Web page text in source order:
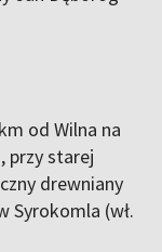
od Wilna na
przy starej
drewniany
Syrokomla (wł.